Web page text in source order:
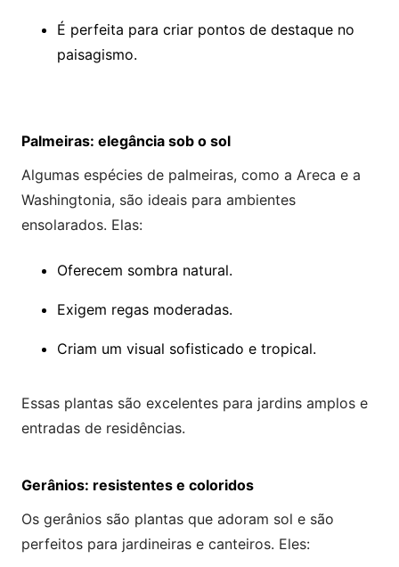
É perfeita para criar pontos de destaque no
paisagismo.
Palmeiras: elegância sob o sol
Algumas espécies de palmeiras, como a Areca e a
Washingtonia, são ideais para ambientes
ensolarados. Elas:
Oferecem sombra natural.
Exigem regas moderadas.
Criam um visual sofisticado e tropical.
Essas plantas são excelentes para jardins amplos e
entradas de residências.
Gerânios: resistentes e coloridos
Os gerânios são plantas que adoram sol e são
perfeitos para jardineiras e canteiros. Eles: